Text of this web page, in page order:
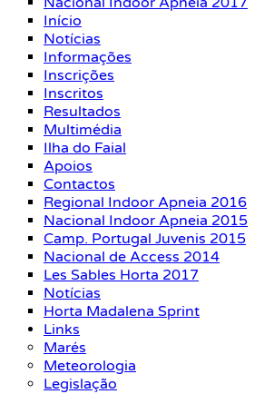
Início
Notícias
Informações
Inscrições
Inscritos
Resultados
Multimédia
Ilha do Faial
Apoios
Contactos
Regional Indoor Apneia 2016
Nacional Indoor Apneia 2015
Camp. Portugal Juvenis 2015
Nacional de Access 2014
Les Sables Horta 2017
Notícias
Horta Madalena Sprint
Links
Marés
Meteorologia
Legislação